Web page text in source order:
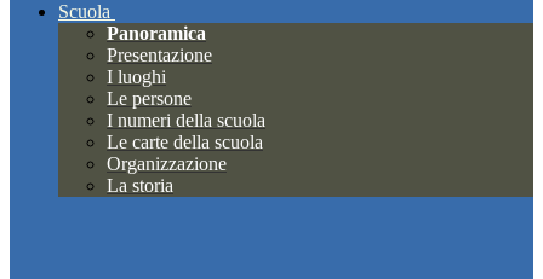
Scuola
Panoramica
Presentazione
I luoghi
Le persone
I numeri della scuola
Le carte della scuola
Organizzazione
La storia